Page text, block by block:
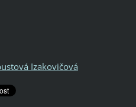
Izakovičová